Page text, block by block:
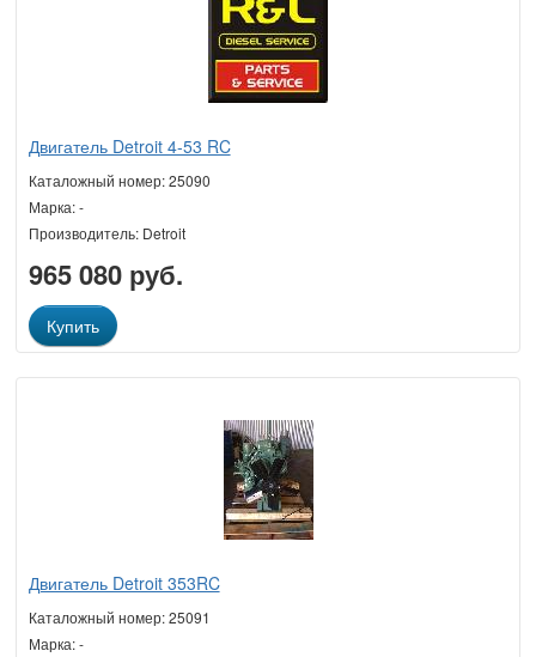
Двигатель Detroit 4-53 RC
Каталожный номер: 25090
Марка: -
Производитель: Detroit
965 080 руб.
Купить
Двигатель Detroit 353RC
Каталожный номер: 25091
Марка: -